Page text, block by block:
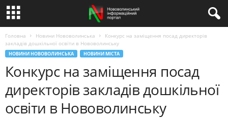
Головна Новини Нововолинська
Конкурс на заміщення посад директорів
закладів дошкільної освіти в Нововолинську
НОВИНИ НОВОВОЛИНСЬКА НОВИНИ МІСТА
Конкурс на заміщення посад
директорів закладів дошкільної
освіти в Нововолинську